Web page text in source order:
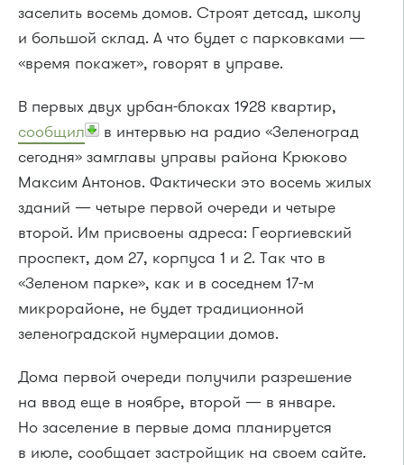
заселить восемь домов. Строят детсад, школу
и большой склад. А что будет с парковками —
«время покажет», говорят в управе.
В первых двух урбан-блоках 1928 квартир,
сообщил
в интервью на радио «Зеленоград
сегодня» замглавы управы района Крюково
Максим Антонов. Фактически это восемь жилых
зданий — четыре первой очереди и четыре
второй. Им присвоены адреса: Георгиевский
проспект, дом 27, корпуса 1 и 2. Так что в
«Зеленом парке», как и в соседнем 17-м
микрорайоне, не будет традиционной
зеленоградской нумерации домов.
Дома первой очереди получили разрешение
на ввод еще в ноябре, второй — в январе.
Но заселение в первые дома планируется
в июле, сообщает застройщик на своем сайте.